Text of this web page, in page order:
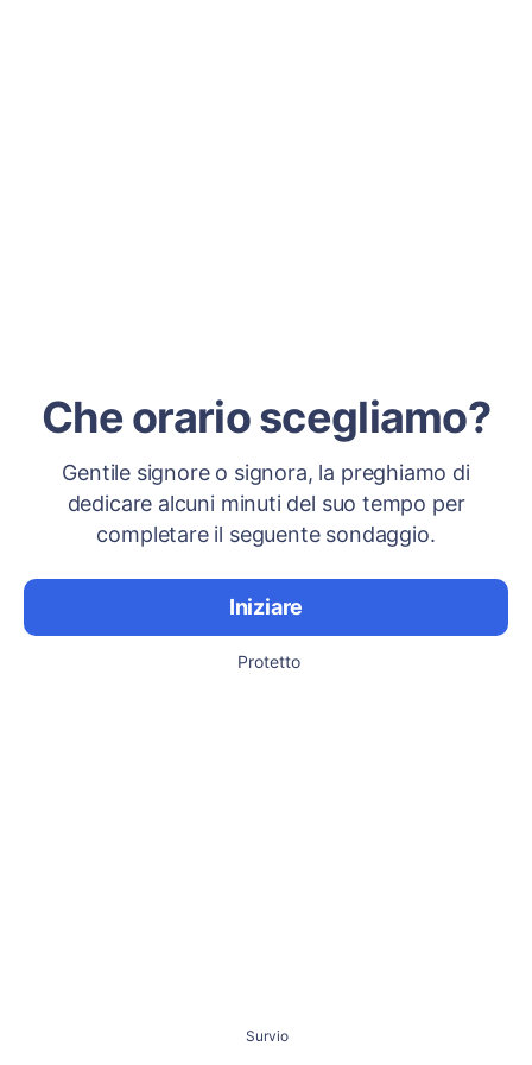
Che orario scegliamo?
Gentile signore o signora, la preghiamo di
dedicare alcuni minuti del suo tempo per
completare il seguente sondaggio.
Iniziare
Protetto
Survio